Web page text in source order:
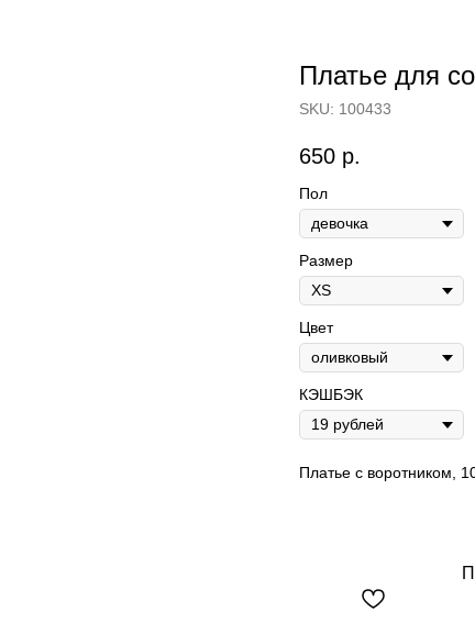
Платье для
SKU: 100433
650 р.
Пол
Размер
Цвет
КЭШБЭК
Платье с воротником,
Make great presentations,